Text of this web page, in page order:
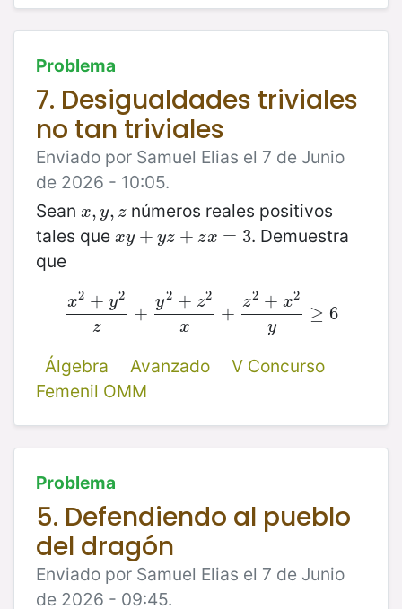
Problema
7. Desigualdades triviales
no tan triviales
Enviado por Samuel Elias el 7 de Junio
de 2026 - 10:05.
Sean x, y, z
x,y,z
números reales positivos
tales que xy + yz + zx = 3
xy+y z+ zx =3
. Demuestra
que
x2 + y2
z
+
y2 + z2
x
+
z2 + x2
y
≥ 6
x2+y 2z +y2+z2x +z 2+x2y≥ 6
Álgebra Avanzado
V Concurso
Femenil OMM
Problema
5. Defendiendo al pueblo
del dragón
Enviado por Samuel Elias el 7 de Junio
de 2026 - 09:45.